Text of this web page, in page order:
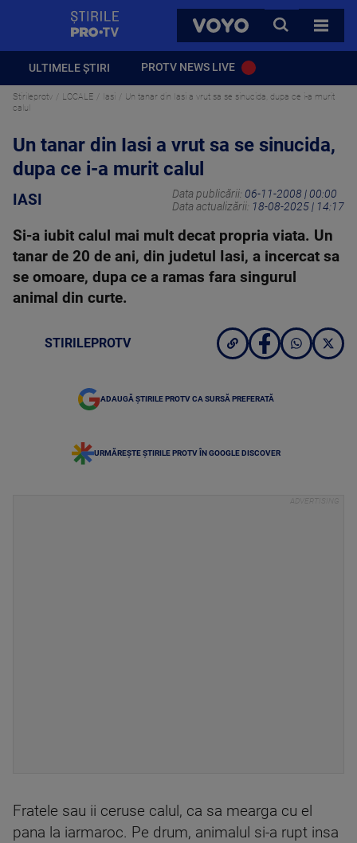
VOYO
CAUTA
TOATE
ULTIMELE ȘTIRI PROTV NEWS LIVE
Stirileprotv LOCALE Iasi
Un tanar din Iasi a vrut sa se sinucida, dupa ce i-a murit
calul
Un tanar din Iasi a vrut sa se sinucida,
dupa ce i-a murit calul
IASI Data publicării: 06-11-2008 | 00:00
Data actualizării: 18-08-2025 | 14:17
Si-a iubit calul mai mult decat propria viata. Un
tanar de 20 de ani, din judetul Iasi, a incercat sa
se omoare, dupa ce a ramas fara singurul
animal din curte.
STIRILEPROTV
ADAUGĂ ȘTIRILE PROTV CA SURSĂ PREFERATĂ
URMĂREȘTE ȘTIRILE PROTV ÎN GOOGLE DISCOVER
Fratele sau ii ceruse calul, ca sa mearga cu el
pana la iarmaroc. Pe drum, animalul si-a rupt insa